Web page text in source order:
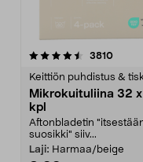
3810
Keittiön puhdistus &
Mikrokuituliina 32 x
kpl
Aftonbladetin
suosikki" siiv...
Laji: Harmaa/beige
4.5viidestä